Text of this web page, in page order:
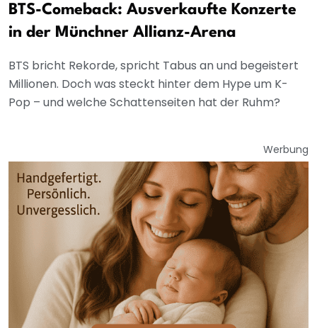
BTS-Comeback: Ausverkaufte Konzerte
in der Münchner Allianz-Arena
BTS bricht Rekorde, spricht Tabus an und begeistert
Millionen. Doch was steckt hinter dem Hype um K-
Pop – und welche Schattenseiten hat der Ruhm?
Werbung